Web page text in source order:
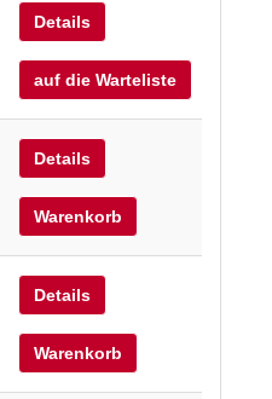
Details
auf die Warteliste
Details
Warenkorb
Details
Warenkorb